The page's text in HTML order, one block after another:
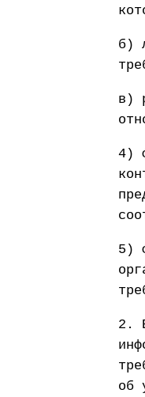
б)
в)
4)
5)
2.
об